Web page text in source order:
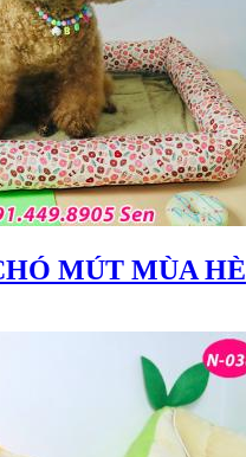
MÚT MÙA HÈ